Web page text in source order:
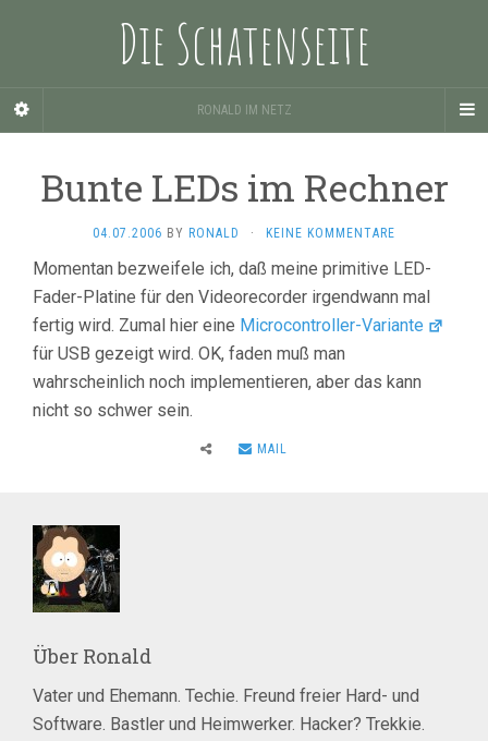
Die Schatenseite
RONALD IM NETZ
Bunte LEDs im Rechner
04.07.2006 BY RONALD · KEINE KOMMENTARE
Momentan bezweifele ich, daß meine primitive LED-
Fader-Platine für den Videorecorder irgendwann mal
fertig wird. Zumal hier eine Microcontroller-Variante
für USB gezeigt wird. OK, faden muß man
wahrscheinlich noch implementieren, aber das kann
nicht so schwer sein.
MAIL
Über Ronald
Vater und Ehemann. Techie. Freund freier Hard- und
Software. Bastler und Heimwerker. Hacker? Trekkie.